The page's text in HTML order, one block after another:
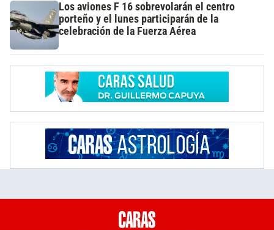
Los aviones F 16 sobrevolarán el centro
porteño y el lunes participarán de la
celebración de la Fuerza Aérea